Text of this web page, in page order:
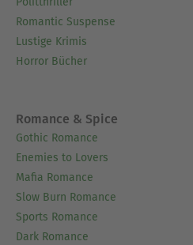
Romantic Suspense
Lustige Krimis
Horror Bücher
Romance & Spice
Gothic Romance
Enemies to Lovers
Mafia Romance
Slow Burn Romance
Sports Romance
Dark Romance